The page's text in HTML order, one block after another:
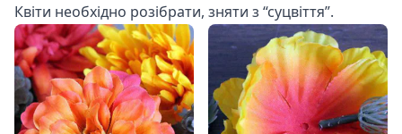
Квіти необхідно розібрати, зняти з “суцвіття”.